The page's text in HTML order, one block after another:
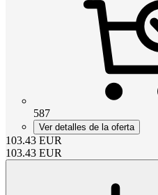
587
Ver detalles de la oferta
103.43 EUR
103.43 EUR